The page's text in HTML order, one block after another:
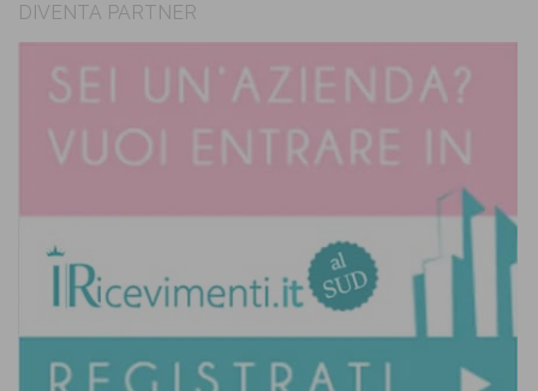
DIVENTA PARTNER